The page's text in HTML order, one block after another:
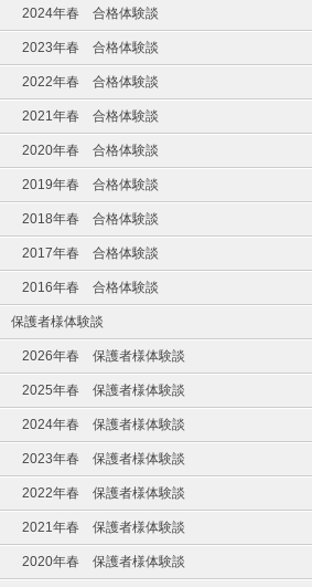
2024年春 合格体験談
2023年春 合格体験談
2022年春 合格体験談
2021年春 合格体験談
2020年春 合格体験談
2019年春 合格体験談
2018年春 合格体験談
2017年春 合格体験談
2016年春 合格体験談
保護者様体験談
2026年春 保護者様体験談
2025年春 保護者様体験談
2024年春 保護者様体験談
2023年春 保護者様体験談
2022年春 保護者様体験談
2021年春 保護者様体験談
2020年春 保護者様体験談